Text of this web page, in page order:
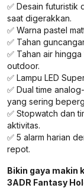
✅ Desain
saat digerakkan.
✅ Warna pastel
✅ Tahan
✅ Tahan air
outdoor.
✅ Lampu LED
✅ Dual time
yang sering
✅ Stopwatch dan
aktivitas.
✅ 5 alarm harian
repot.
Bikin gaya makin
3ADR Fantasy